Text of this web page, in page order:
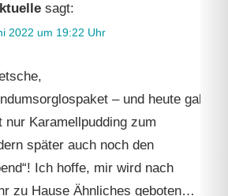
sagt:
2022 um 19:22 Uhr
– und heute gab
Karamellpudding zum
später auch noch den
Ich hoffe, mir wird nach
zu Hause Ähnliches geboten…